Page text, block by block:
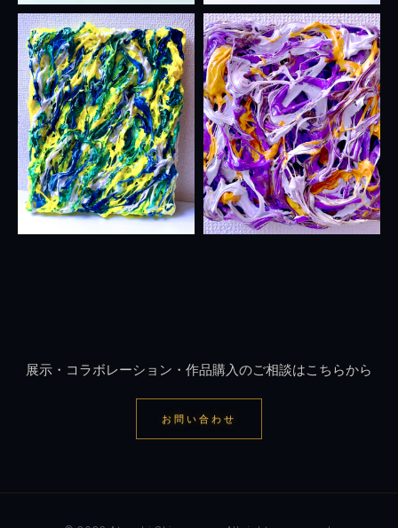
展示・コラボレーション・作品購入のご相談はこちらから
お問い合わせ